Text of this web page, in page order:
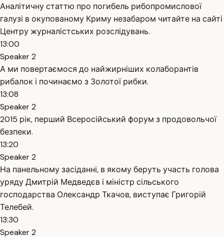
Аналітичну статтю про погибель рибопромислової
галузі в окупованому Криму незабаром читайте на сайті
Центру журналістських розслідувань.
13:00
Speaker 2
А ми повертаємося до найжирніших колаборантів
рибалок і починаємо з Золотої рибки.
13:08
Speaker 2
2015 рік, перший Всеросійський форум з продовольчої
безпеки.
13:20
Speaker 2
На панельному засіданні, в якому беруть участь голова
уряду Дмитрій Медведєв і міністр сільського
господарства Олександр Ткачов, виступає Григорій
Телебей.
13:30
Speaker 2